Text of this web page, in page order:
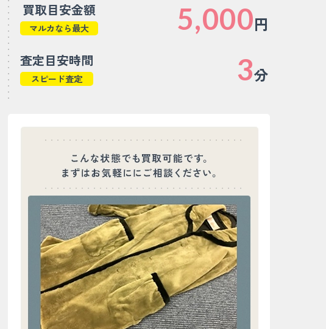
買取目安金額
マルカなら最大 5,000円
査定目安時間
スピード査定 3分